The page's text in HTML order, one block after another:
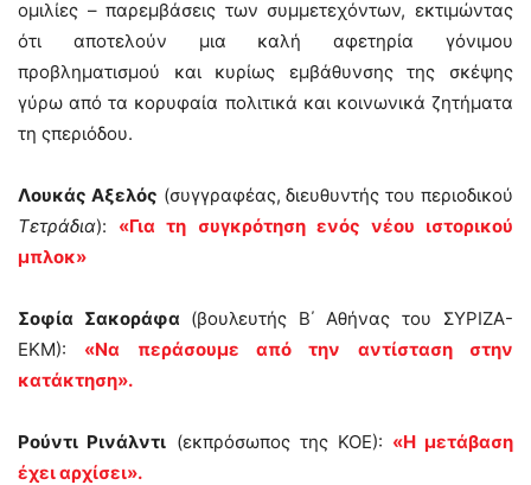
ομιλίες – παρεμβάσεις των συμμετεχόντων, εκτιμώντας
ότι αποτελούν μια καλή αφετηρία γόνιμου
προβληματισμού και κυρίως εμβάθυνσης της σκέψης
γύρω από τα κορυφαία πολιτικά και κοινωνικά ζητήματα
τη ςπεριόδου.
Λουκάς Αξελός (συγγραφέας, διευθυντής του περιοδικού
Τετράδια): «Για τη συγκρότηση ενός νέου ιστορικού
μπλοκ»
Σοφία Σακοράφα (βουλευτής Β΄ Αθήνας του ΣΥΡΙΖΑ-
ΕΚΜ): «Να περάσουμε από την αντίσταση στην
κατάκτηση».
Ρούντι Ρινάλντι (εκπρόσωπος της ΚΟΕ): «Η μετάβαση
έχει αρχίσει».